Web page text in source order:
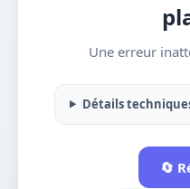
Une erreur
Détails
🔄